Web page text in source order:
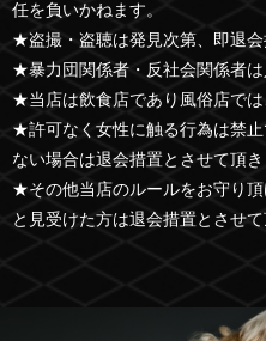
任を負いかねます。
★盗撮・盗聴は発見次第、即退会
★暴力団関係者・反社会関係者は
★当店は飲食店であり風俗店では
★許可なく女性に触る行為は禁
ない場合は退会措置とさせて頂き
★その他当店のルールをお守り
と見受けた方は退会措置とさせて